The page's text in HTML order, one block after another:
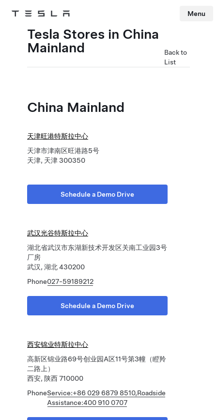
Tesla Menu
Tesla Stores in China
Mainland
Back to
List
China Mainland
天津旺港特斯拉中心
天津市津南区旺港路5号
天津, 天津 300350
Schedule a Demo Drive
武汉光谷特斯拉中心
湖北省武汉市东湖新技术开发区关南工业园3号
厂房
武汉, 湖北 430200
Phone027-59189212
Schedule a Demo Drive
西安锦业特斯拉中心
高新区锦业路69号创业园A区11号第3幢（瞪羚
二路上）
西安, 陕西 710000
PhoneService:+86 029 6879 8510,Roadside
Assistance:400 910 0707